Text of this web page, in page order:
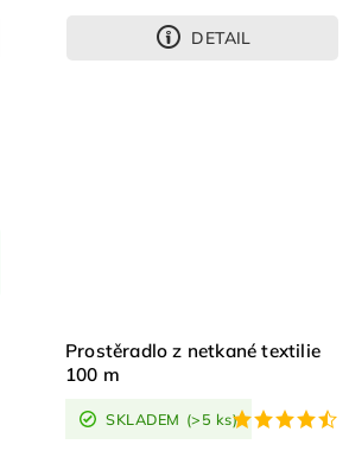
DETAIL
Prostěradlo z netkané textilie
100 m
SKLADEM (>5 ks)